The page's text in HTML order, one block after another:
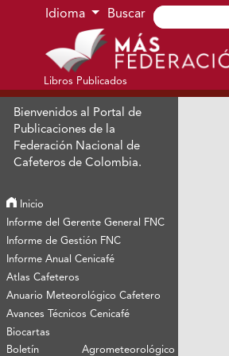
Ir al menú de navegación principal
Ir al contenido principal
Ir al pie de página del sitio
Idioma Buscar
Libros Publicados
Bienvenidos al Portal de
Publicaciones de la
Federación Nacional de
Cafeteros de Colombia.
Inicio
Informe del Gerente General FNC
Informe de Gestión FNC
Informe Anual Cenicafé
Atlas Cafeteros
Anuario Meteorológico Cafetero
Avances Técnicos Cenicafé
Biocartas
Boletín Agrometeorológico